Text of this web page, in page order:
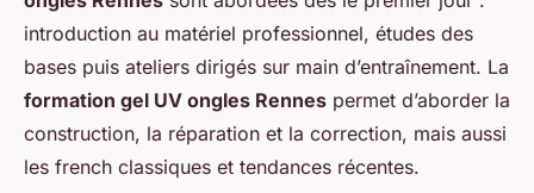
introduction au matériel professionnel, études des
bases puis ateliers dirigés sur main d’entraînement. La
formation gel UV ongles Rennes permet d’aborder la
construction, la réparation et la correction, mais aussi
les french classiques et tendances récentes.